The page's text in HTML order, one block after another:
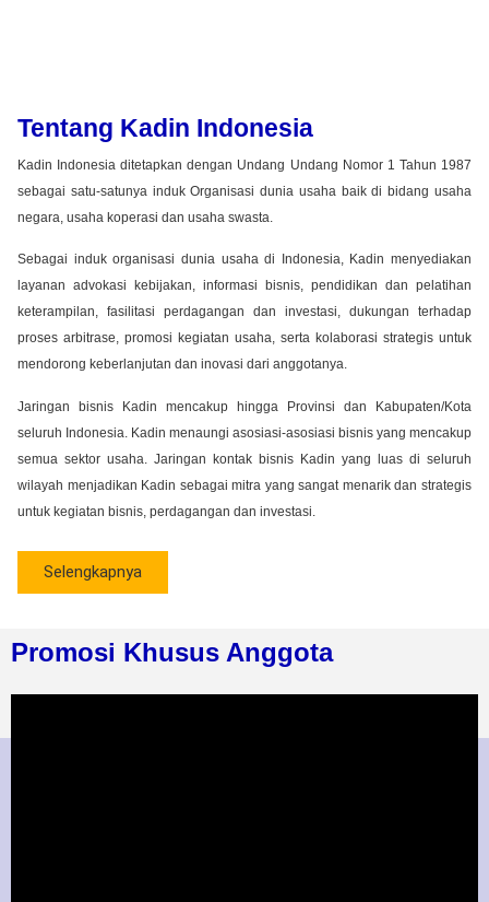
Tentang Kadin Indonesia
Kadin Indonesia ditetapkan dengan Undang Undang Nomor 1 Tahun 1987
sebagai satu-satunya induk Organisasi dunia usaha baik di bidang usaha
negara, usaha koperasi dan usaha swasta.
Sebagai induk organisasi dunia usaha di Indonesia, Kadin menyediakan
layanan advokasi kebijakan, informasi bisnis, pendidikan dan pelatihan
keterampilan, fasilitasi perdagangan dan investasi, dukungan terhadap
proses arbitrase, promosi kegiatan usaha, serta kolaborasi strategis untuk
mendorong keberlanjutan dan inovasi dari anggotanya.
Jaringan bisnis Kadin mencakup hingga Provinsi dan Kabupaten/Kota
seluruh Indonesia. Kadin menaungi asosiasi-asosiasi bisnis yang mencakup
semua sektor usaha. Jaringan kontak bisnis Kadin yang luas di seluruh
wilayah menjadikan Kadin sebagai mitra yang sangat menarik dan strategis
untuk kegiatan bisnis, perdagangan dan investasi.
Selengkapnya
Promosi Khusus Anggota